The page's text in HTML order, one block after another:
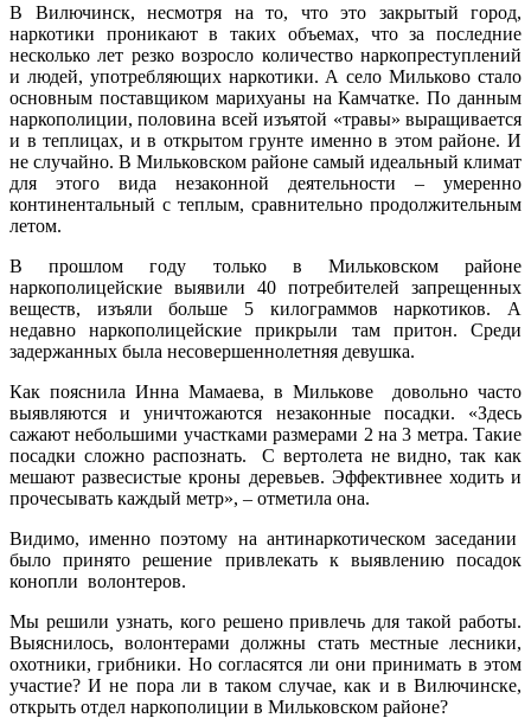
В Вилючинск, несмотря на то, что это закрытый город,
наркотики проникают в таких объемах, что за последние
несколько лет резко возросло количество наркопреступлений
и людей, употребляющих наркотики. А село Мильково стало
основным поставщиком марихуаны на Камчатке. По данным
наркополиции, половина всей изъятой «травы» выращивается
и в теплицах, и в открытом грунте именно в этом районе. И
не случайно. В Мильковском районе самый идеальный климат
для этого вида незаконной деятельности – умеренно
континентальный с теплым, сравнительно продолжительным
летом.
В прошлом году только в Мильковском районе
наркополицейские выявили 40 потребителей запрещенных
веществ, изъяли больше 5 килограммов наркотиков. А
недавно наркополицейские прикрыли там притон. Среди
задержанных была несовершеннолетняя девушка.
Как пояснила Инна Мамаева, в Милькове довольно часто
выявляются и уничтожаются незаконные посадки. «Здесь
сажают небольшими участками размерами 2 на 3 метра. Такие
посадки сложно распознать. С вертолета не видно, так как
мешают развесистые кроны деревьев. Эффективнее ходить и
прочесывать каждый метр», – отметила она.
Видимо, именно поэтому на антинаркотическом заседании
было принято решение привлекать к выявлению посадок
конопли волонтеров.
Мы решили узнать, кого решено привлечь для такой работы.
Выяснилось, волонтерами должны стать местные лесники,
охотники, грибники. Но согласятся ли они принимать в этом
участие? И не пора ли в таком случае, как и в Вилючинске,
открыть отдел наркополиции в Мильковском районе?